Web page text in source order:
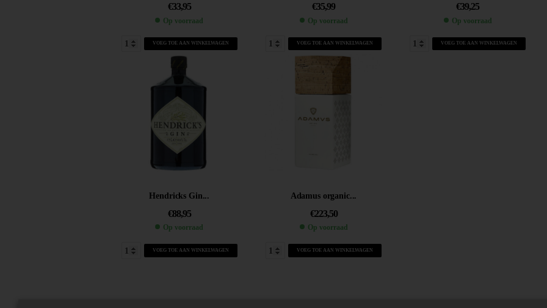
€33,95
Op voorraad
VOEG TOE AAN WINKELWAGEN
€35,99
Op voorraad
VOEG TOE AAN WINKELWAGEN
€39,25
Op voorraad
VOEG TOE AAN WINKELWAGEN
Hendricks Gin...
€88,95
Op voorraad
VOEG TOE AAN WINKELWAGEN
Adamus organic...
€223,50
Op voorraad
VOEG TOE AAN WINKELWAGEN